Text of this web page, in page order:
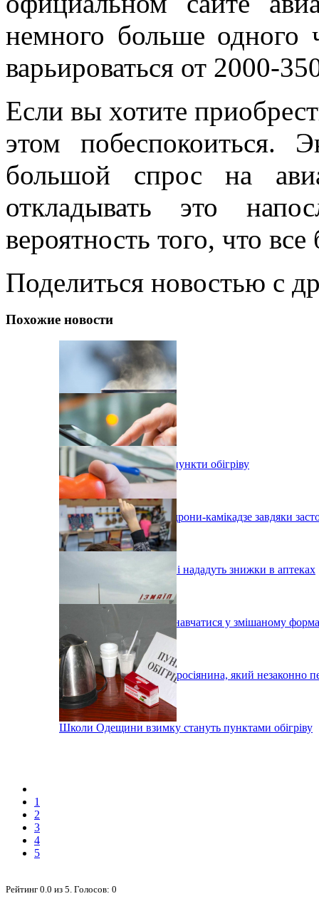
немного больше одного
варьироваться от 2000-
Если вы хотите
этом побеспокоиться.
большой спрос на
откладывать это
вероятность того, что
Поделиться новостью с
Похожие новости
В Одесі організовують пункти обігріву
На Одещині збили два дрони-камікадзе завдяки
Одеським донорам крові нададуть знижки в аптеках
У Вілково учні можуть навчатися у змішаному
Під Ізмаїлом затримали росіянина, який незаконно
Школи Одещини взимку стануть пунктами обігріву
1
2
3
4
5
Рейтинг 0.0 из 5 . Голосов: 0